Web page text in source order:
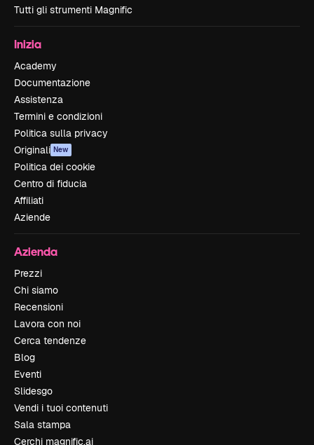
Tutti gli strumenti Magnific
Inizia
Academy
Documentazione
Assistenza
Termini e condizioni
Politica sulla privacy
Originali New
Politica dei cookie
Centro di fiducia
Affiliati
Aziende
Azienda
Prezzi
Chi siamo
Recensioni
Lavora con noi
Cerca tendenze
Blog
Eventi
Slidesgo
Vendi i tuoi contenuti
Sala stampa
Cerchi magnific.ai